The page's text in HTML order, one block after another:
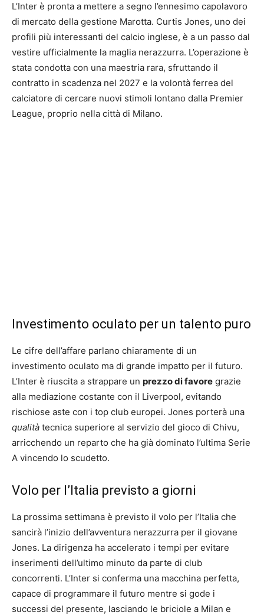
L’Inter è pronta a mettere a segno l’ennesimo capolavoro
di mercato della gestione Marotta. Curtis Jones, uno dei
profili più interessanti del calcio inglese, è a un passo dal
vestire ufficialmente la maglia nerazzurra. L’operazione è
stata condotta con una maestria rara, sfruttando il
contratto in scadenza nel 2027 e la volontà ferrea del
calciatore di cercare nuovi stimoli lontano dalla Premier
League, proprio nella città di Milano.
Investimento oculato per un talento puro
Le cifre dell’affare parlano chiaramente di un
investimento oculato ma di grande impatto per il futuro.
L’Inter è riuscita a strappare un prezzo di favore grazie
alla mediazione costante con il Liverpool, evitando
rischiose aste con i top club europei. Jones porterà una
qualità tecnica superiore al servizio del gioco di Chivu,
arricchendo un reparto che ha già dominato l’ultima Serie
A vincendo lo scudetto.
Volo per l’Italia previsto a giorni
La prossima settimana è previsto il volo per l’Italia che
sancirà l’inizio dell’avventura nerazzurra per il giovane
Jones. La dirigenza ha accelerato i tempi per evitare
inserimenti dell’ultimo minuto da parte di club
concorrenti. L’Inter si conferma una macchina perfetta,
capace di programmare il futuro mentre si gode i
successi del presente, lasciando le briciole a Milan e